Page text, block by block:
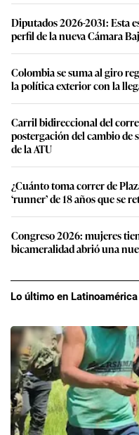
Diputados 2026-2031: Esta
perfil de la nueva Cámara
Colombia se suma al giro
la política exterior con la
Carril bidireccional del
postergación del cambio de
de la ATU
¿Cuánto toma correr de
‘runner’ de 18 años que se
Congreso 2026: mujeres
bicameralidad abrió una
Lo último en Latinoamérica